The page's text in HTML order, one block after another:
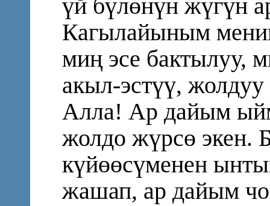
үй бүлөнүн жүгүн
Кагылайыным
миң эсе бактылуу,
акыл-эстүү, жолдуу
Алла! Ар дайым
жолдо жүрсө экен.
күйөөсүменен
жашап, ар дайым